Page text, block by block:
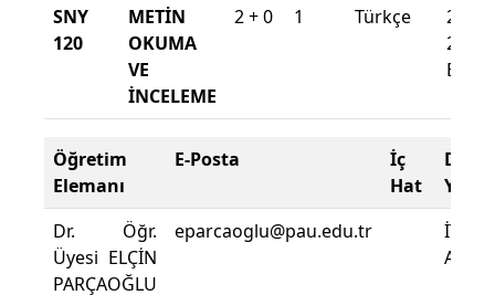
SNY
120
METİN
OKUMA
VE
İNCELEME
2 + 0 1 Türkçe
2025-
2026
Bahar
Öğretim
Elemanı
E-Posta
İç
Hat
Ders
Yeri
Dr. Öğr.
Üyesi ELÇİN
PARÇAOĞLU
eparcaoglu@pau.edu.tr
İTBF
A0112